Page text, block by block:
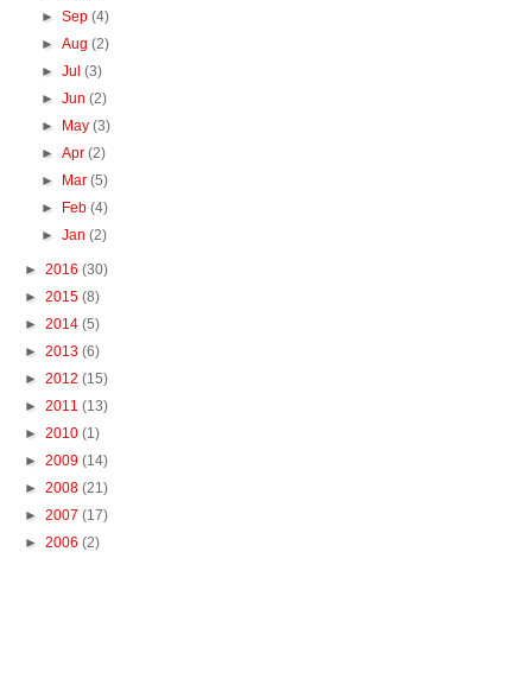
►Sep(4)
►Aug(2)
►Jul(3)
►Jun(2)
►
May(3)
►Apr(2)
►
Mar(5)
►
Feb(4)
►Jan(2)
► 2016 (30)
► 2015 (8)
► 2014 (5)
► 2013 (6)
► 2012 (15)
► 2011 (13)
► 2010 (1)
► 2009 (14)
► 2008 (21)
► 2007 (17)
► 2006 (2)